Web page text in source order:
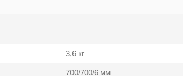
3,6 кг
700/700/6 мм